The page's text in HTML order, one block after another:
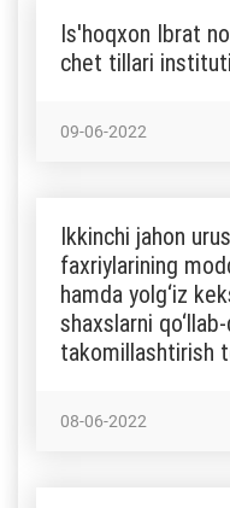
Is'hoqxon Ibrat
chet tillari
09-06-2022
Ikkinchi jahon
faxriylarining
hamda yolg‘iz
shaxslarni
takomillashtirish
08-06-2022